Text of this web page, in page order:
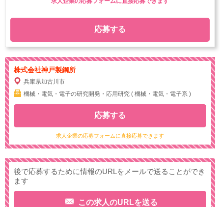
応募する
株式会社神戸製鋼所
兵庫県加古川市
機械・電気・電子の研究開発・応用研究 ( 機械・電気・電子系 )
求人企業の応募フォームに直接応募できます
応募する
後で応募するために情報のURLをメールで送ることができ
ます
この求人のURLを送る